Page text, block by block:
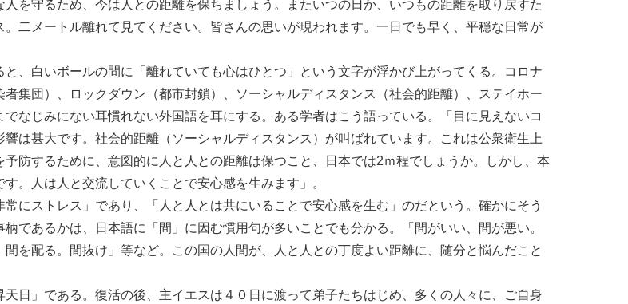
人を守るため、今は人との距離を保ちましょう。またいつの日か、いつもの距離を取り戻すた
二メートル離れて見てください。皆さんの思いが現われます。一日でも早く、平穏な日常が
、白いボールの間に「離れていても心はひとつ」という文字が浮かび上がってくる。コロナ
者集団）、ロックダウン（都市封鎖）、ソーシャルディスタンス（社会的距離）、ステイホー
でなじみにない耳慣れない外国語を耳にする。ある学者はこう語っている。「目に見えないコ
響は甚大です。社会的距離（ソーシャルディスタンス）が叫ばれています。これは公衆衛生上
防するために、意図的に人と人との距離は保つこと、日本では2ｍ程でしょうか。しかし、本
。人は人と交流していくことで安心感を生みます」。
常にストレス」であり、「人と人とは共にいることで安心感を生む」のだという。確かにそう
であるかは、日本語に「間」に因む慣用句が多いことでも分かる。「間がいい、間が悪い。
を配る。間抜け」等など。この国の人間が、人と人との丁度よい距離に、随分と悩んだこと
日」である。復活の後、主イエスは４０日に渡って弟子たちはじめ、多くの人々に、ご自身